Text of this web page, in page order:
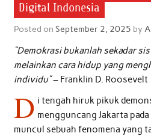
Digital Indonesia
Posted on September 2, 2025 by
“Demokrasi bukanlah sekadar
melainkan cara hidup yang
individu”– Franklin D. Roosevelt
D i tengah hiruk pikuk
mengguncang Jakarta
muncul sebuah fenomena yang